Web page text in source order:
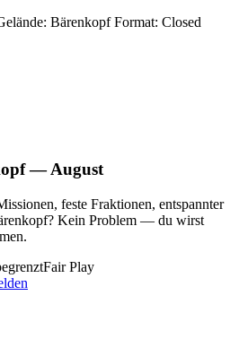
Bärenkopf Format: Closed
— August
feste Fraktionen, entspannter
Kein Problem — du wirst
Fair Play